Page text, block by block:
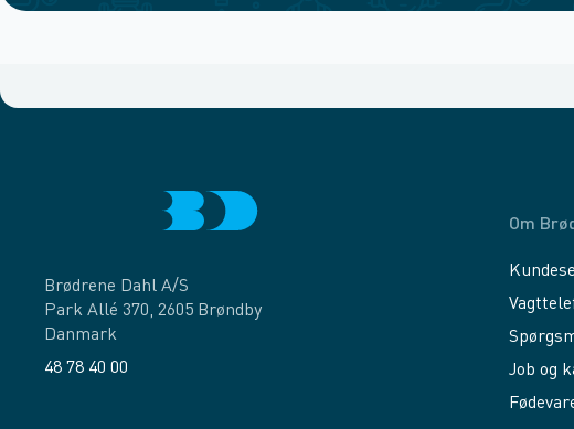
Brødrene Dahl A/S
Park Allé 370, 2605 Brøndby
Danmark
48 78 40 00
Om
Job og